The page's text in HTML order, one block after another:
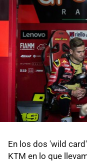
En los dos 'wild
KTM en lo que